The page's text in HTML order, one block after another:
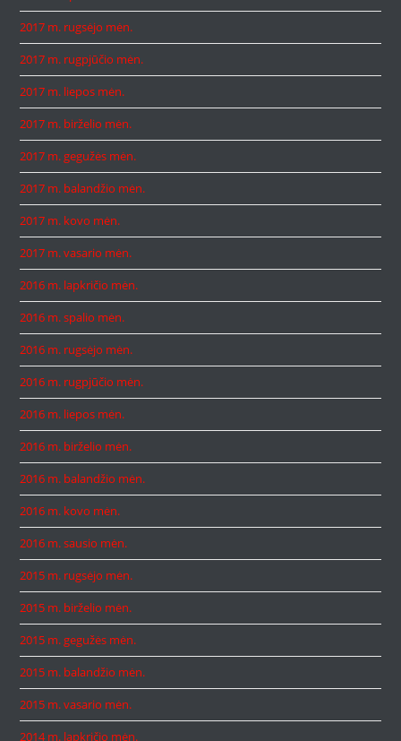
2017 m. rugsėjo mėn.
2017 m. rugpjūčio mėn.
2017 m. liepos mėn.
2017 m. birželio mėn.
2017 m. gegužės mėn.
2017 m. balandžio mėn.
2017 m. kovo mėn.
2017 m. vasario mėn.
2016 m. lapkričio mėn.
2016 m. spalio mėn.
2016 m. rugsėjo mėn.
2016 m. rugpjūčio mėn.
2016 m. liepos mėn.
2016 m. birželio mėn.
2016 m. balandžio mėn.
2016 m. kovo mėn.
2016 m. sausio mėn.
2015 m. rugsėjo mėn.
2015 m. birželio mėn.
2015 m. gegužės mėn.
2015 m. balandžio mėn.
2015 m. vasario mėn.
2014 m. lapkričio mėn.